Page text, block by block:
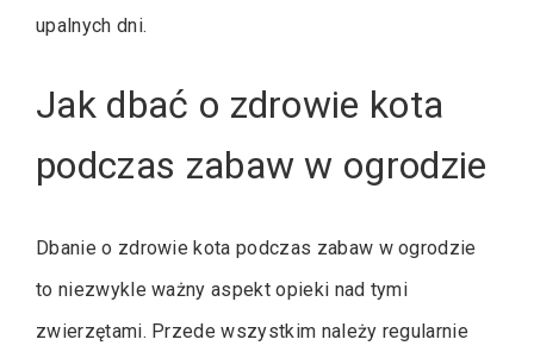
upalnych dni.
Jak dbać o zdrowie kota
podczas zabaw w ogrodzie
Dbanie o zdrowie kota podczas zabaw w ogrodzie
to niezwykle ważny aspekt opieki nad tymi
zwierzętami. Przede wszystkim należy regularnie